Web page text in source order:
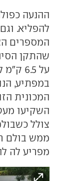
להפליא.
המספרים
שהתקן
במפתיע,
המכונית
השקיעו
צולל
ממש בולם
מפריע לה